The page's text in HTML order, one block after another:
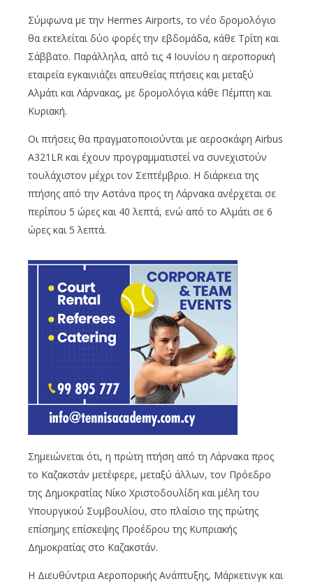
Σύμφωνα με την Hermes Airports, το νέο δρομολόγιο
θα εκτελείται δύο φορές την εβδομάδα, κάθε Τρίτη και
Σάββατο. Παράλληλα, από τις 4 Ιουνίου η αεροπορική
εταιρεία εγκαινιάζει απευθείας πτήσεις και μεταξύ
Αλμάτι και Λάρνακας, με δρομολόγια κάθε Πέμπτη και
Κυριακή.
Οι πτήσεις θα πραγματοποιούνται με αεροσκάφη Airbus
A321LR και έχουν προγραμματιστεί να συνεχιστούν
τουλάχιστον μέχρι τον Σεπτέμβριο. Η διάρκεια της
πτήσης από την Αστάνα προς τη Λάρνακα ανέρχεται σε
περίπου 5 ώρες και 40 λεπτά, ενώ από το Αλμάτι σε 6
ώρες και 5 λεπτά.
Σημειώνεται ότι, η πρώτη πτήση από τη Λάρνακα προς
το Καζακστάν μετέφερε, μεταξύ άλλων, τον Πρόεδρο
της Δημοκρατίας Νίκο Χριστοδουλίδη και μέλη του
Υπουργικού Συμβουλίου, στο πλαίσιο της πρώτης
επίσημης επίσκεψης Προέδρου της Κυπριακής
Δημοκρατίας στο Καζακστάν.
Η Διευθύντρια Αεροπορικής Ανάπτυξης, Μάρκετινγκ και